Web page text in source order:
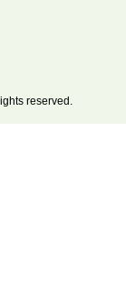
reserved.